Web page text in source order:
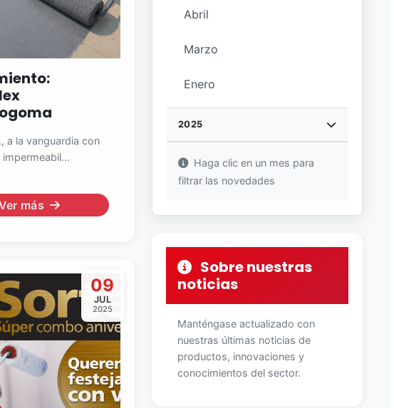
a la vanguardia con
impermeabil...
más
09
JUL
2025
Abril
Marzo
Enero
2025
Haga clic en un mes para
filtrar las novedades
Sobre nuestras
noticias
Manténgase actualizado con
nuestras últimas noticias de
productos, innovaciones y
conocimientos del sector.